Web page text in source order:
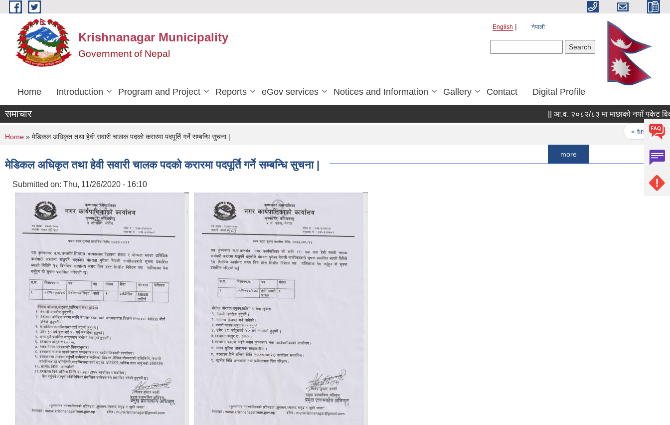
Skip to main content
Krishnanagar Municipality
Government of Nepal
English नेपाली
Home Introduction Program and Project Reports eGov services Notices and Information Gallery Contact Digital Profile
समाचार
‹
You are here
Home » मेडिकल अधिकृत तथा हेवी सवारी चालक पदको करारमा पदपूर्ति गर्ने सम्बन्धि सुचना |
मेडिकल अधिकृत तथा हेवी सवारी चालक पदको करारमा पदपूर्ति गर्ने सम्बन्धि सुचना |
Submitted on: Thu, 11/26/2020 - 16:10